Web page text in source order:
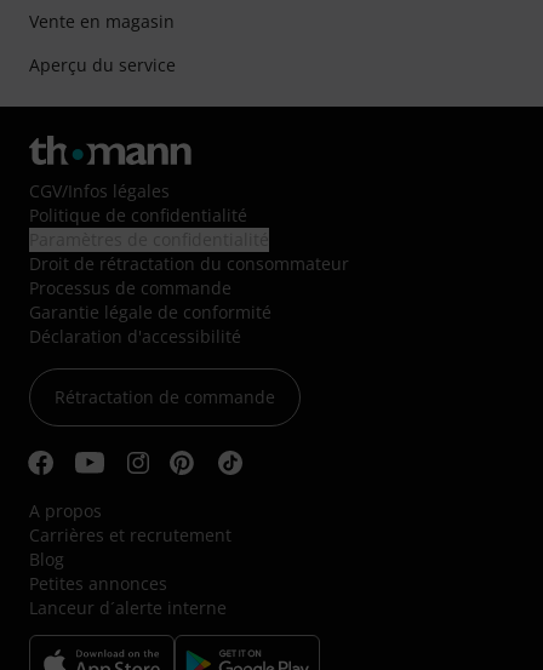
Vente en magasin
Aperçu du service
CGV/Infos légales
Politique de confidentialité
Droit de rétractation du consommateur
Processus de commande
Garantie légale de conformité
Déclaration d'accessibilité
Rétractation de commande
A propos
Carrières et recrutement
Blog
Petites annonces
Lanceur d´alerte interne